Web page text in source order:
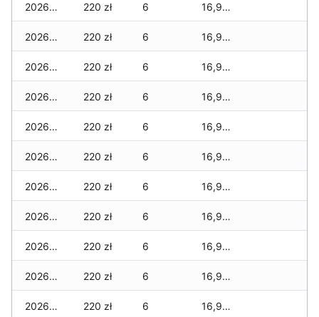
2026-04-08 220 zł 6 16,900 zł
2026-04-07 220 zł 6 16,900 zł
2026-04-06 220 zł 6 16,900 zł
2026-04-05 220 zł 6 16,900 zł
2026-04-04 220 zł 6 16,900 zł
2026-04-03 220 zł 6 16,900 zł
2026-04-02 220 zł 6 16,900 zł
2026-04-01 220 zł 6 16,900 zł
2026-03-31 220 zł 6 16,900 zł
2026-03-30 220 zł 6 16,900 zł
2026-03-29 220 zł 6 16,900 zł